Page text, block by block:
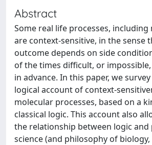
Abstract
Some real life processes, including
are context-sensitive, in the sense
outcome depends on side
of the times difficult, or
in advance. In this paper, we
logical account of context-
molecular processes, based on a
classical logic. This account also
the relationship between logic
science (and philosophy of